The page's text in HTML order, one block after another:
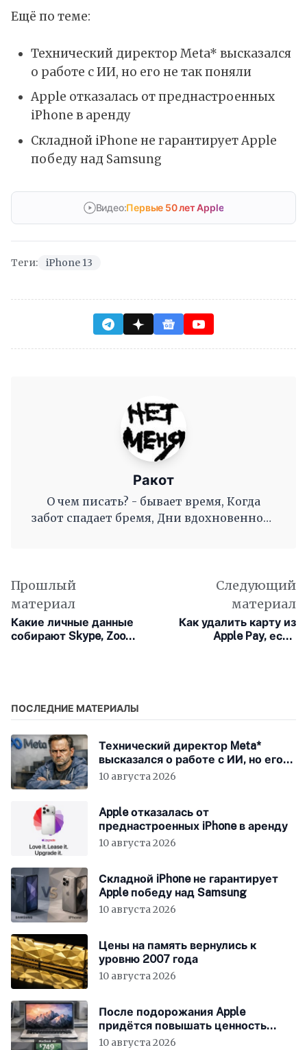
Ещё по теме:
Технический директор Meta* высказался
о работе с ИИ, но его не так поняли
Apple отказалась от преднастроенных
iPhone в аренду
Складной iPhone не гарантирует Apple
победу над Samsung
Видео:Первые 50 лет Apple
Теги: iPhone 13
Ракот
О чем писать? - бывает время, Когда
забот спадает бремя, Дни вдохновенного
Прошлый
материал
Какие личные данные
собирают Skype, Zoom
Следующий
материал
Как удалить карту из
Apple Pay, если
ПОСЛЕДНИЕ МАТЕРИАЛЫ
Технический директор Meta*
высказался о работе с ИИ, но его
не так поняли
10 августа 2026
Apple отказалась от
преднастроенных iPhone в аренду
10 августа 2026
Складной iPhone не гарантирует
Apple победу над Samsung
10 августа 2026
Цены на память вернулись к
уровню 2007 года
10 августа 2026
После подорожания Apple
придётся повышать ценность
устройств
10 августа 2026